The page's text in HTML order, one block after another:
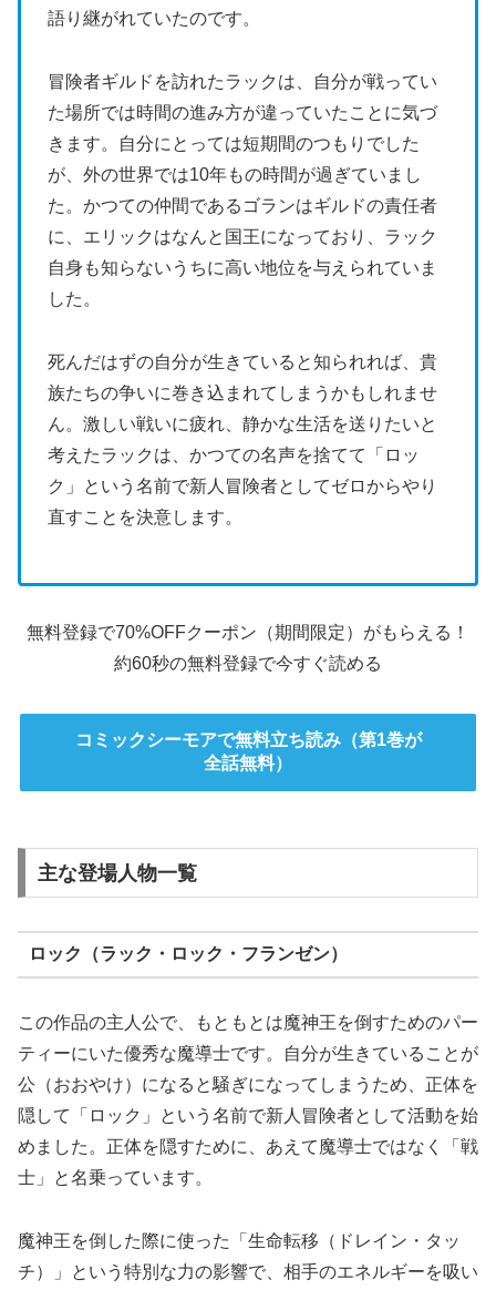
語り継がれていたのです。
冒険者ギルドを訪れたラックは、自分が戦ってい
た場所では時間の進み方が違っていたことに気づ
きます。自分にとっては短期間のつもりでした
が、外の世界では10年もの時間が過ぎていまし
た。かつての仲間であるゴランはギルドの責任者
に、エリックはなんと国王になっており、ラック
自身も知らないうちに高い地位を与えられていま
した。
死んだはずの自分が生きていると知られれば、貴
族たちの争いに巻き込まれてしまうかもしれませ
ん。激しい戦いに疲れ、静かな生活を送りたいと
考えたラックは、かつての名声を捨てて「ロッ
ク」という名前で新人冒険者としてゼロからやり
直すことを決意します。
無料登録で70%OFFクーポン（期間限定）がもらえる！
約60秒の無料登録で今すぐ読める
コミックシーモアで無料立ち読み（第1巻が
全話無料）
主な登場人物一覧
ロック（ラック・ロック・フランゼン）
この作品の主人公で、もともとは魔神王を倒すためのパー
ティーにいた優秀な魔導士です。自分が生きていることが
公（おおやけ）になると騒ぎになってしまうため、正体を
隠して「ロック」という名前で新人冒険者として活動を始
めました。正体を隠すために、あえて魔導士ではなく「戦
士」と名乗っています。
魔神王を倒した際に使った「生命転移（ドレイン・タッ
チ）」という特別な力の影響で、相手のエネルギーを吸い